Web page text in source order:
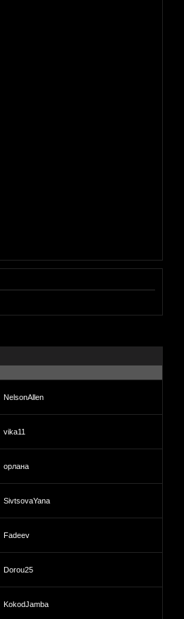
NelsonAllen
vika11
орлана
SivtsovaYana
Fadeev
Dorou25
KokodJamba